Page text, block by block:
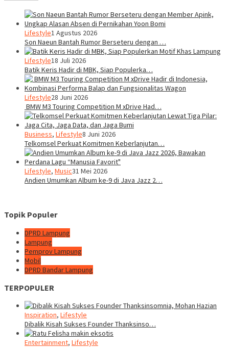
Lifestyle1 Agustus 2026
Son Naeun Bantah Rumor Berseteru dengan …
Lifestyle18 Juli 2026
Batik Keris Hadir di MBK, Siap Populerka…
Lifestyle28 Juni 2026
BMW M3 Touring Competition M xDrive Had…
Business, Lifestyle8 Juni 2026
Telkomsel Perkuat Komitmen Keberlanjutan…
Lifestyle, Music31 Mei 2026
Andien Umumkan Album ke-9 di Java Jazz 2…
Topik Populer
DPRD Lampung
Lampung
Pemprov Lampung
Mobil
DPRD Bandar Lampung
TERPOPULER
Inspiration, Lifestyle
Dibalik Kisah Sukses Founder Thanksinso…
Entertainment, Lifestyle